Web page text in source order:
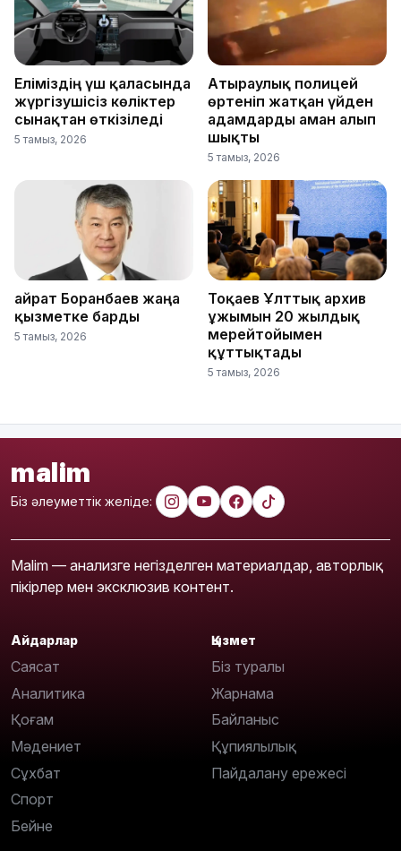
Еліміздің үш қаласында
жүргізушісіз көліктер
сынақтан өткізіледі
5 тамыз, 2026
Атыраулық полицей
өртеніп жатқан үйден
адамдарды аман алып
шықты
5 тамыз, 2026
Қайрат Боранбаев жаңа
қызметке барды
5 тамыз, 2026
Тоқаев Ұлттық архив
ұжымын 20 жылдық
мерейтойымен
құттықтады
5 тамыз, 2026
malim
Біз әлеуметтік желіде:
Malim — анализге негізделген материалдар, авторлық
пікірлер мен эксклюзив контент.
Айдарлар
Саясат
Аналитика
Қоғам
Мәдениет
Сұхбат
Спорт
Бейне
Қызмет
Біз туралы
Жарнама
Байланыс
Құпиялылық
Пайдалану ережесі